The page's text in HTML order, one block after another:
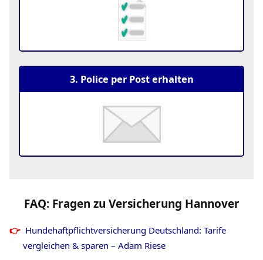
3. Police per Post erhalten
FAQ: Fragen zu Versicherung Hannover
Hundehaftpflichtversicherung Deutschland: Tarife
vergleichen & sparen – Adam Riese